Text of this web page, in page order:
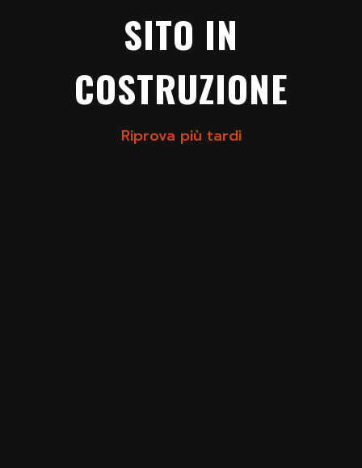
SITO IN
COSTRUZIONE
Riprova più tardi